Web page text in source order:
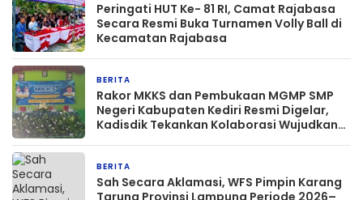
Peringati HUT Ke- 81 RI, Camat Rajabasa
Secara Resmi Buka Turnamen Volly Ball di
Kecamatan Rajabasa
BERITA
Rakor MKKS dan Pembukaan MGMP SMP
Negeri Kabupaten Kediri Resmi Digelar,
Kadisdik Tekankan Kolaborasi Wujudkan
BERITA
Sah Secara Aklamasi, WFS Pimpin Karang
Taruna Provinsi Lampung Periode 2026–